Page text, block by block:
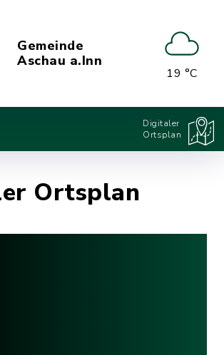
Gemeinde
Aschau a.Inn
19 °C
Digitaler
Ortsplan
Ortsplan